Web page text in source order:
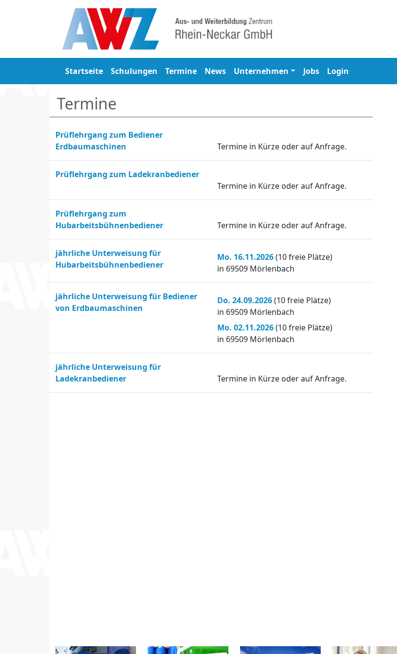
Startseite Schulungen Termine News Unternehmen Jobs Login
Termine
Prüflehrgang zum Bediener
Erdbaumaschinen
Termine in Kürze oder auf Anfrage.
Prüflehrgang zum Ladekranbediener
Termine in Kürze oder auf Anfrage.
Prüflehrgang zum
Hubarbeitsbühnenbediener
Termine in Kürze oder auf Anfrage.
jährliche Unterweisung für
Hubarbeitsbühnenbediener
Mo. 16.11.2026 (10 freie Plätze)
in 69509 Mörlenbach
jährliche Unterweisung für Bediener
von Erdbaumaschinen
Do. 24.09.2026 (10 freie Plätze)
in 69509 Mörlenbach
Mo. 02.11.2026 (10 freie Plätze)
in 69509 Mörlenbach
jährliche Unterweisung für
Ladekranbediener
Termine in Kürze oder auf Anfrage.